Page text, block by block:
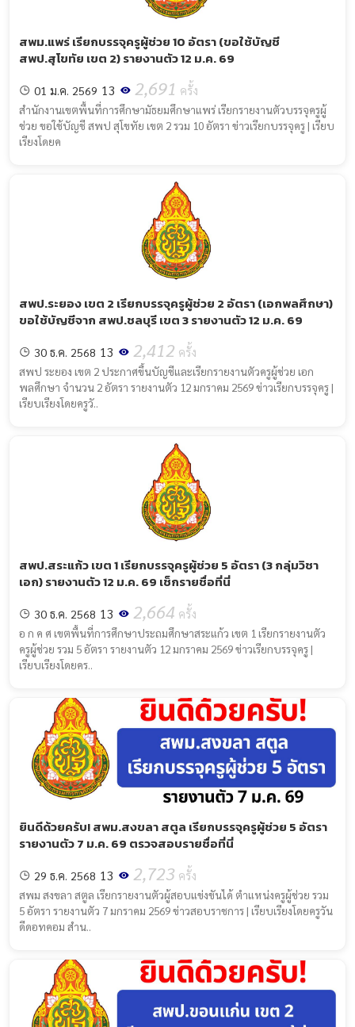
สพม.แพร่ เรียกบรรจุครูผู้ช่วย 10 อัตรา (ขอใช้บัญชี
สพป.สุโขทัย เขต 2) รายงานตัว 12 ม.ค. 69
01 ม.ค. 2569 13 2,691 ครั้ง
สำนักงานเขตพื้นที่การศึกษามัธยมศึกษาแพร่ เรียกรายงานตัวบรรจุครูผู้
ช่วย ขอใช้บัญชี สพป สุโขทัย เขต 2 รวม 10 อัตรา ข่าวเรียกบรรจุครู | เรียบ
เรียงโดยค
สพป.ระยอง เขต 2 เรียกบรรจุครูผู้ช่วย 2 อัตรา (เอกพลศึกษา)
ขอใช้บัญชีจาก สพป.ชลบุรี เขต 3 รายงานตัว 12 ม.ค. 69
30 ธ.ค. 2568 13 2,412 ครั้ง
สพป ระยอง เขต 2 ประกาศขึ้นบัญชีและเรียกรายงานตัวครูผู้ช่วย เอก
พลศึกษา จำนวน 2 อัตรา รายงานตัว 12 มกราคม 2569 ข่าวเรียกบรรจุครู |
เรียบเรียงโดยครูวั..
สพป.สระแก้ว เขต 1 เรียกบรรจุครูผู้ช่วย 5 อัตรา (3 กลุ่มวิชา
เอก) รายงานตัว 12 ม.ค. 69 เช็กรายชื่อที่นี่
30 ธ.ค. 2568 13 2,664 ครั้ง
อ ก ค ศ เขตพื้นที่การศึกษาประถมศึกษาสระแก้ว เขต 1 เรียกรายงานตัว
ครูผู้ช่วย รวม 5 อัตรา รายงานตัว 12 มกราคม 2569 ข่าวเรียกบรรจุครู |
เรียบเรียงโดยคร..
ยินดีด้วยครับ! สพม.สงขลา สตูล เรียกบรรจุครูผู้ช่วย 5 อัตรา
รายงานตัว 7 ม.ค. 69 ตรวจสอบรายชื่อที่นี่
29 ธ.ค. 2568 13 2,723 ครั้ง
สพม สงขลา สตูล เรียกรายงานตัวผู้สอบแข่งขันได้ ตำแหน่งครูผู้ช่วย รวม
5 อัตรา รายงานตัว 7 มกราคม 2569 ข่าวสอบราชการ | เรียบเรียงโดยครูวัน
ดีดอทคอม สำน..